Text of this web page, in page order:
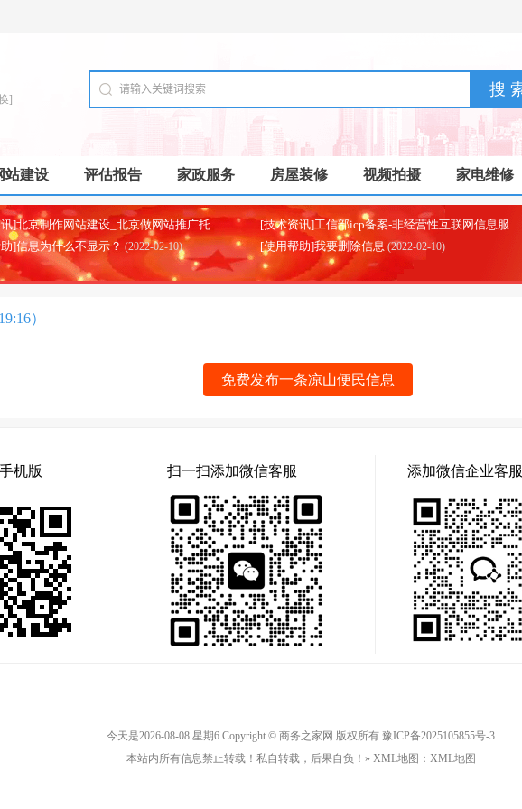
]
站建设 评估报告 家政服务 房屋装修 视频拍摄 家电维修
[本地资讯]北京制作网站建设_北京做网站推广托管代运营的公司 (2025-07-03) [技术资讯]工信部icp备案-非经营性互联网信息服务备案
]信息为什么不显示？ (2022-02-10) [使用帮助]我要删除信息 (2022-02-10)
）
免费发布一条凉山便民信息
机版 扫一扫添加微信客服 添加微信企业客服
今天是2026-08-08 星期6 Copyright © 商务之家网 版权所有 豫ICP备2025105855号-3
本站内所有信息禁止转载！私自转载，后果自负！» XML地图： XML地图